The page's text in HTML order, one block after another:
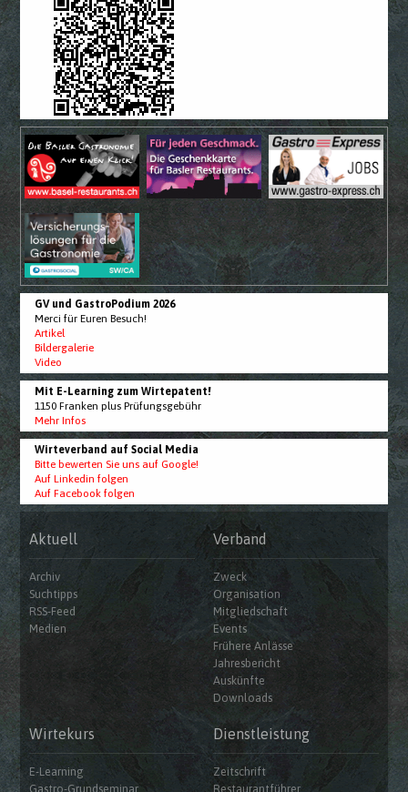
GV und GastroPodium 2026
Merci für Euren Besuch!
Artikel
Bildergalerie
Video
Mit E-Learning zum Wirtepatent!
1150 Franken plus Prüfungsgebühr
Mehr Infos
Wirteverband auf Social Media
Bitte bewerten Sie uns auf Google!
Auf Linkedin folgen
Auf Facebook folgen
Aktuell
Archiv
Suchtipps
RSS-Feed
Medien
Verband
Zweck
Organisation
Mitgliedschaft
Events
Frühere Anlässe
Jahresbericht
Auskünfte
Downloads
Wirtekurs
E-Learning
Gastro-Grundseminar
Dienstleistung
Zeitschrift
Restaurantführer